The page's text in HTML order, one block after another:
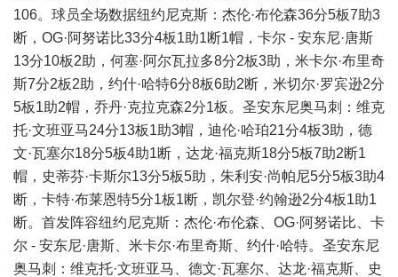
106。球员全场数据纽约尼克斯：杰伦·布伦森36分5板7助3
断，OG·阿努诺比33分4板1助1断1帽，卡尔 - 安东尼·唐斯
13分10板2助，何塞·阿尔瓦拉多8分2板3助，米卡尔·布里奇
斯7分2板2助，约什·哈特6分8板6助2断，米切尔·罗宾逊2分
5板1助2帽，乔丹·克拉克森2分1板。圣安东尼奥马刺：维克
托·文班亚马24分13板1助3帽，迪伦·哈珀21分4板3助，德
文·瓦塞尔18分5板4助1断，达龙·福克斯18分5板7助2断1
帽，史蒂芬·卡斯尔13分5板5助，朱利安·尚帕尼5分5板3助4
断，卡特·布莱恩特5分1板1断，凯尔登·约翰逊2分4板1助1
断。首发阵容纽约尼克斯：杰伦·布伦森、OG·阿努诺比、卡
尔 - 安东尼·唐斯、米卡尔·布里奇斯、约什·哈特。圣安东尼
奥马刺：维克托·文班亚马、德文·瓦塞尔、达龙·福克斯、史